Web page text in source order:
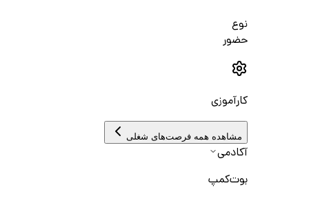
نوع
حضور
کارآموزی
مشاهده همه فرصت‌های شغلی
آکادمی
بوت‌کمپ